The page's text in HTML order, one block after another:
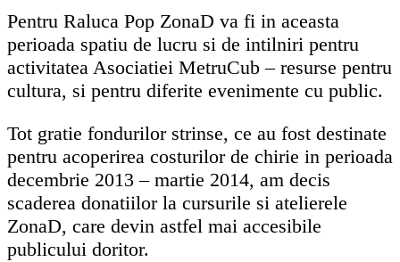
Pentru Raluca Pop ZonaD va fi in aceasta
perioada spatiu de lucru si de intilniri pentru
activitatea Asociatiei MetruCub – resurse pentru
cultura, si pentru diferite evenimente cu public.
Tot gratie fondurilor strinse, ce au fost destinate
pentru acoperirea costurilor de chirie in perioada
decembrie 2013 – martie 2014, am decis
scaderea donatiilor la cursurile si atelierele
ZonaD, care devin astfel mai accesibile
publicului doritor.